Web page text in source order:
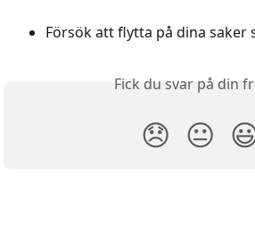
Försök att flytta på dina saker
Fick du svar på din
😞 😐